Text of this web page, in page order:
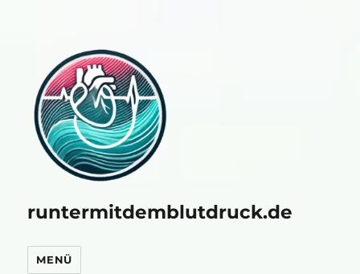
runtermitdemblutdruck.de
MENÜ